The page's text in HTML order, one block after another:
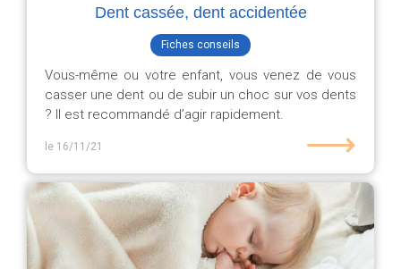
Dent cassée, dent accidentée
Fiches conseils
Vous-même ou votre enfant, vous venez de vous
casser une dent ou de subir un choc sur vos dents
? Il est recommandé d’agir rapidement.
le 16/11/21 ⟶